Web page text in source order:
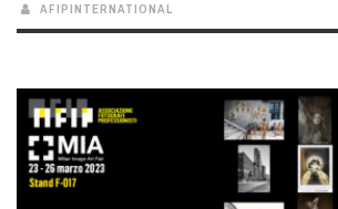
AFIPINTERNATIONAL